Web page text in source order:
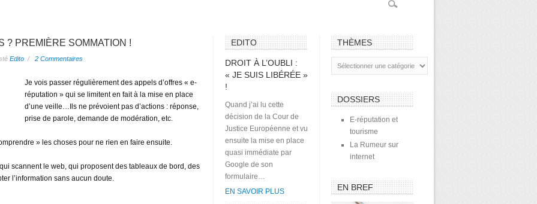
? PREMIÈRE SOMMATION !
Edito / 2 Commentaires
Je vois passer régulièrement des appels d’offres « e-
réputation » qui se limitent en fait à la mise en place
d’une veille…Ils ne prévoient pas d’actions : réponse,
prise de parole, demande de modération, etc.
» les choses pour ne rien en faire ensuite.
qui scannent le web, qui proposent des tableaux de bord, des
l’information sans aucun doute.
EDITO
DROIT À L’OUBLI :
« JE SUIS LIBÉRÉE »
!
Quand j’ai lu cette
décision de la Cour de
Justice Européenne et vu
ensuite la mise en place
quasi immédiate par
Google de son
formulaire…
EN SAVOIR PLUS
THÈMES
DOSSIERS
E-réputation et
tourisme
La Rumeur sur
internet
EN BREF